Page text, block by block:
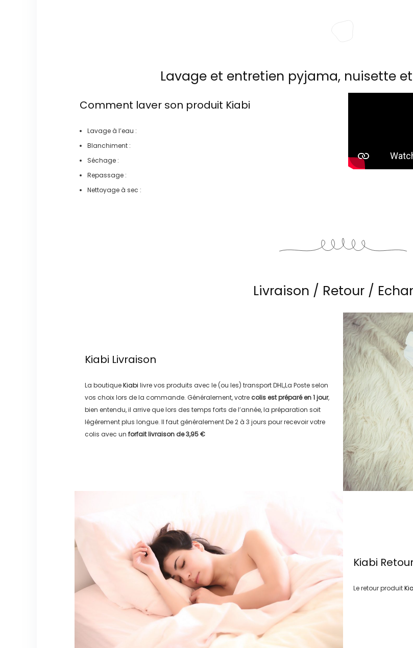
Lavage et entretien pyjama, nuisette
Comment laver son produit Kiabi
Lavage à l’eau :
Blanchiment :
Séchage :
Repassage :
Nettoyage à sec :
Livraison / Retour /
Kiabi Livraison
La boutiqueKiabi livre vos produits avec le (ou les) transportDHL,La Posteselon
vos choix lors de la commande. Généralement, votre colis est préparé en1 jour,
bien entendu, il arrive que lors des temps forts de l’année, la préparation soit
légérement plus longue. Il faut généralementDe 2 à 3 jours pour recevoir votre
colis avec un forfait livraison de3,95 €
Kiabi
Le retour produit